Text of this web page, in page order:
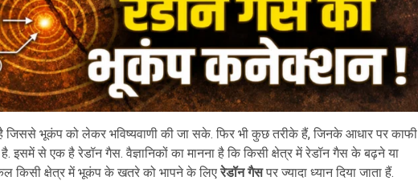
जिससे भूकंप को लेकर भविष्यवाणी की जा सके. फिर भी कुछ तरीके हैं, जिनके आधार पर काफी
से एक है रेडॉन गैस. वैज्ञानिकों का मानना है कि किसी क्षेत्र में रेडॉन गैस के बढ़ने या
किसी क्षेत्र में भूकंप के खतरे को भापने के लिएरेडॉन गैसपर ज्यादा ध्यान दिया जाता हैं.